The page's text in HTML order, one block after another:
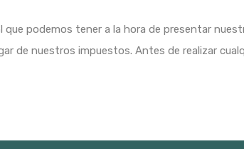
podemos tener a la hora de presentar
de nuestros impuestos. Antes de realizar